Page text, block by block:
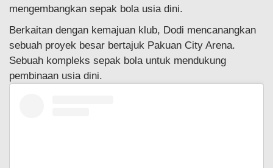
mengembangkan sepak bola usia dini.
Berkaitan dengan kemajuan klub, Dodi mencanangkan
sebuah proyek besar bertajuk Pakuan City Arena.
Sebuah kompleks sepak bola untuk mendukung
pembinaan usia dini.